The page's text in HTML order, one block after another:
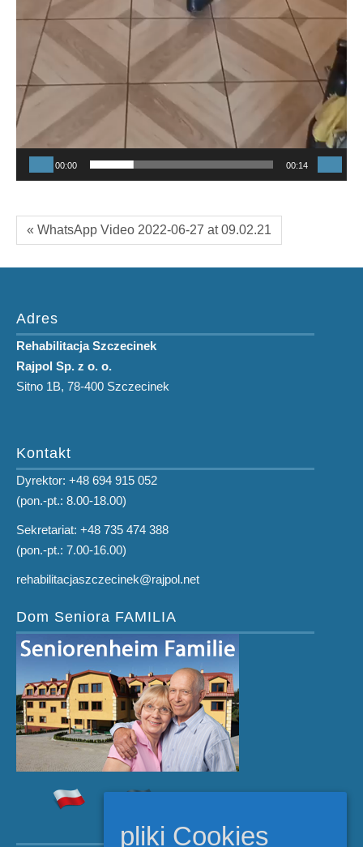
00:00 00:14
« WhatsApp Video 2022-06-27 at 09.02.21
Adres
Rehabilitacja Szczecinek
Rajpol Sp. z o. o.
Sitno 1B, 78-400 Szczecinek
Kontakt
Dyrektor: +48 694 915 052
(pon.-pt.: 8.00-18.00)
Sekretariat: +48 735 474 388
(pon.-pt.: 7.00-16.00)
rehabilitacjaszczecinek@rajpol.net
Dom Seniora FAMILIA
pliki Cookies